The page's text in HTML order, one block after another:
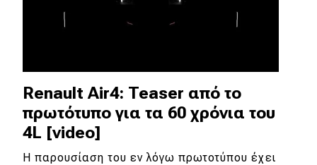
Συγκρίνουμε
Αγώνες
Renault Air4: Teaser από το
πρωτότυπο για τα 60 χρόνια του
4L [video]
Η παρουσίαση του εν λόγω πρωτοτύπου έχει